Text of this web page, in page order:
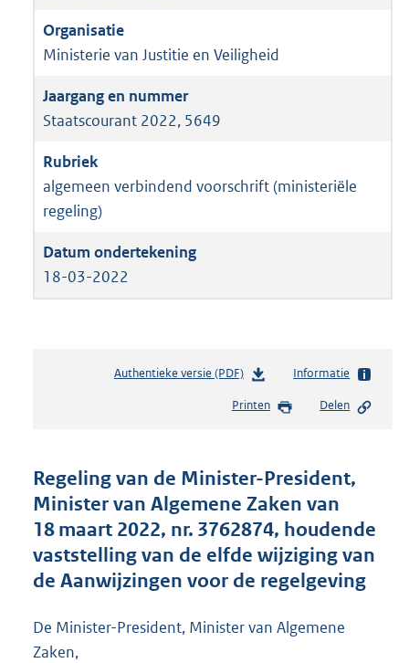
Ministerie van Justitie en Veiligheid
Staatscourant 2022, 5649
algemeen verbindend voorschrift (ministeriële
regeling)
18-03-2022
Authentieke versie (PDF)b
s
d
s
g
o
o
t
Informatie
Printen Delen
Regeling van de Minister-President,
Minister van Algemene Zaken van
18 maart 2022, nr. 3762874, houdende
vaststelling van de elfde wijziging van
de Aanwijzingen voor de regelgeving
De Minister-President, Minister van Algemene
Zaken,